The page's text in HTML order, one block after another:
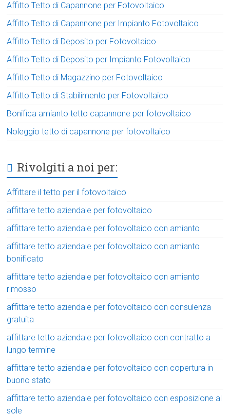
Affitto Tetto di Capannone per Fotovoltaico
Affitto Tetto di Capannone per Impianto Fotovoltaico
Affitto Tetto di Deposito per Fotovoltaico
Affitto Tetto di Deposito per Impianto Fotovoltaico
Affitto Tetto di Magazzino per Fotovoltaico
Affitto Tetto di Stabilimento per Fotovoltaico
Bonifica amianto tetto capannone per fotovoltaico
Noleggio tetto di capannone per fotovoltaico
Rivolgiti a noi per:
Affittare il tetto per il fotovoltaico
affittare tetto aziendale per fotovoltaico
affittare tetto aziendale per fotovoltaico con amianto
affittare tetto aziendale per fotovoltaico con amianto
bonificato
affittare tetto aziendale per fotovoltaico con amianto
rimosso
affittare tetto aziendale per fotovoltaico con consulenza
gratuita
affittare tetto aziendale per fotovoltaico con contratto a
lungo termine
affittare tetto aziendale per fotovoltaico con copertura in
buono stato
affittare tetto aziendale per fotovoltaico con esposizione al
sole